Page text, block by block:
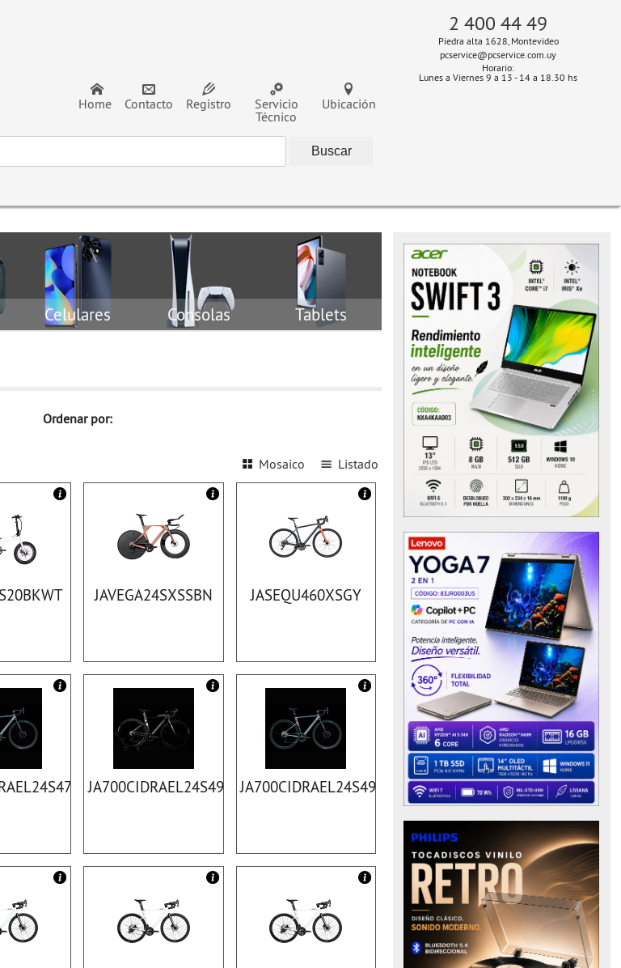
Ubicación
Servicio
Técnico
Registro
Contacto
Home
2 400 44 49
Piedra alta 1628, Montevideo
pcservice@pcservice.com.uy
Horario:
Lunes a Viernes 9 a 13 - 14 a 18.30 hs
Celulares Consolas Tablets
Ordenar por:
Listado
Mosaico
JAVEGA24SXSSBN JASEQU460XSGY
JA700CIDRAEL24S490BKJA700CIDRAEL24S490TI